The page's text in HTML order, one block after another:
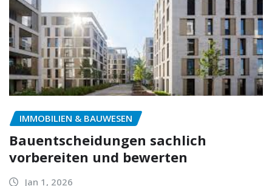
IMMOBILIEN & BAUWESEN
Bauentscheidungen sachlich
vorbereiten und bewerten
Jan 1, 2026